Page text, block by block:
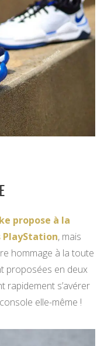
propose à la
, mais
hommage à la toute
proposées en deux
rapidement s’avérer
elle-même !